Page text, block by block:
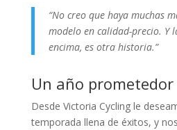
“No creo que haya muchas
modelo en calidad-precio. Y
encima, es otra historia.”
Un año
Desde Victoria Cycling le
temporada llena de éxitos, y